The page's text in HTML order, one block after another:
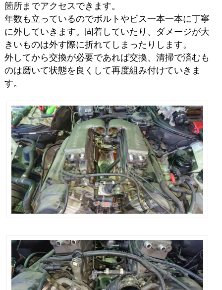
箇所までアクセスできます。
年数も立っているのでボルトやビス一本一本に丁寧
に外していきます。固着していたり、ダメージが大
きいものは外す際に折れてしまったりします。
外してから交換が必要であれば交換、清掃で済むも
のは磨いて状態を良くして再度組み付けていきま
す。